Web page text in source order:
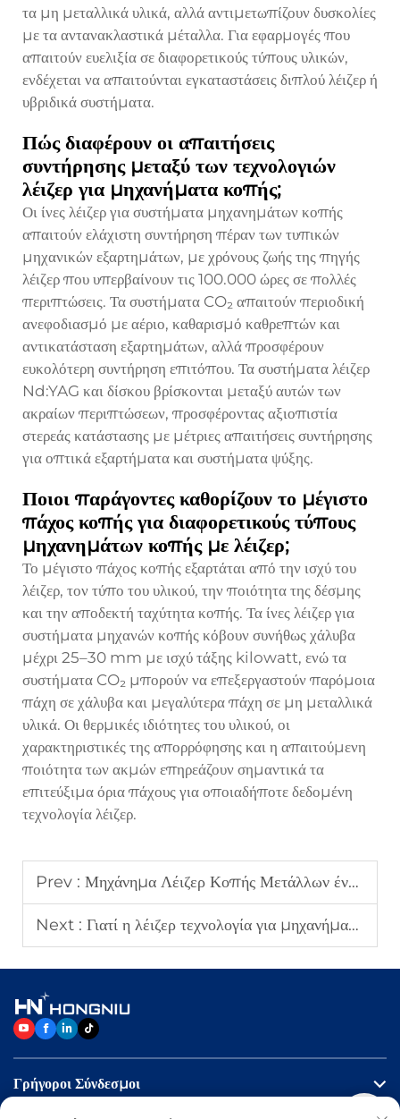
τα μη μεταλλικά υλικά, αλλά αντιμετωπίζουν δυσκολίες
με τα αντανακλαστικά μέταλλα. Για εφαρμογές που
απαιτούν ευελιξία σε διαφορετικούς τύπους υλικών,
ενδέχεται να απαιτούνται εγκαταστάσεις διπλού λέιζερ ή
υβριδικά συστήματα.
Πώς διαφέρουν οι απαιτήσεις
συντήρησης μεταξύ των τεχνολογιών
λέιζερ για μηχανήματα κοπής;
Οι ίνες λέιζερ για συστήματα μηχανημάτων κοπής
απαιτούν ελάχιστη συντήρηση πέραν των τυπικών
μηχανικών εξαρτημάτων, με χρόνους ζωής της πηγής
λέιζερ που υπερβαίνουν τις 100.000 ώρες σε πολλές
περιπτώσεις. Τα συστήματα CO₂ απαιτούν περιοδική
ανεφοδιασμό με αέριο, καθαρισμό καθρεπτών και
αντικατάσταση εξαρτημάτων, αλλά προσφέρουν
ευκολότερη συντήρηση επιτόπου. Τα συστήματα λέιζερ
Nd:YAG και δίσκου βρίσκονται μεταξύ αυτών των
ακραίων περιπτώσεων, προσφέροντας αξιοπιστία
στερεάς κατάστασης με μέτριες απαιτήσεις συντήρησης
για οπτικά εξαρτήματα και συστήματα ψύξης.
Ποιοι παράγοντες καθορίζουν το μέγιστο
πάχος κοπής για διαφορετικούς τύπους
μηχανημάτων κοπής με λέιζερ;
Το μέγιστο πάχος κοπής εξαρτάται από την ισχύ του
λέιζερ, τον τύπο του υλικού, την ποιότητα της δέσμης
και την αποδεκτή ταχύτητα κοπής. Τα ίνες λέιζερ για
συστήματα μηχανών κοπής κόβουν συνήθως χάλυβα
μέχρι 25–30 mm με ισχύ τάξης kilowatt, ενώ τα
συστήματα CO₂ μπορούν να επεξεργαστούν παρόμοια
πάχη σε χάλυβα και μεγαλύτερα πάχη σε μη μεταλλικά
υλικά. Οι θερμικές ιδιότητες του υλικού, οι
χαρακτηριστικές της απορρόφησης και η απαιτούμενη
ποιότητα των ακμών επηρεάζουν σημαντικά τα
επιτεύξιμα όρια πάχους για οποιαδήποτε δεδομένη
τεχνολογία λέιζερ.
Prev : Μηχάνημα Λέιζερ Κοπής Μετάλλων έναντι Κοπής με Υδροφόρο Δέσμη
Next : Γιατί η λέιζερ τεχνολογία για μηχανήματα κοπής βελτιώνει την ακρίβεια;
Γρήγοροι Σύνδεσμοι